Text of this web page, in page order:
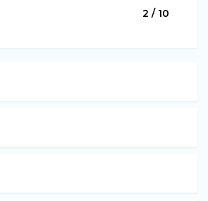
2 / 10